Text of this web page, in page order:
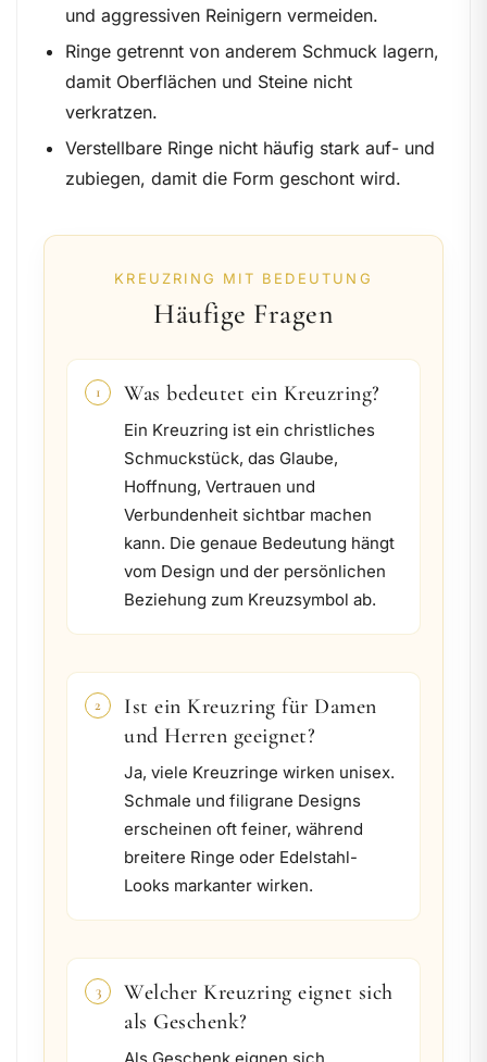
und aggressiven Reinigern vermeiden.
Ringe getrennt von anderem Schmuck lagern,
damit Oberflächen und Steine nicht
verkratzen.
Verstellbare Ringe nicht häufig stark auf- und
zubiegen, damit die Form geschont wird.
KREUZRING MIT BEDEUTUNG
Häufige Fragen
1 Was bedeutet ein Kreuzring?
Ein Kreuzring ist ein christliches
Schmuckstück, das Glaube,
Hoffnung, Vertrauen und
Verbundenheit sichtbar machen
kann. Die genaue Bedeutung hängt
vom Design und der persönlichen
Beziehung zum Kreuzsymbol ab.
2
Ist ein Kreuzring für Damen
und Herren geeignet?
Ja, viele Kreuzringe wirken unisex.
Schmale und filigrane Designs
erscheinen oft feiner, während
breitere Ringe oder Edelstahl-
Looks markanter wirken.
3
Welcher Kreuzring eignet sich
als Geschenk?